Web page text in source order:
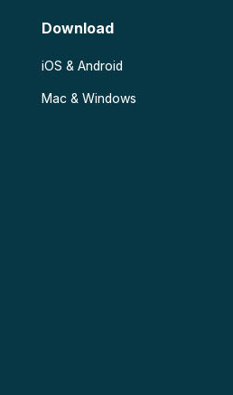
Download
iOS & Android
Mac & Windows